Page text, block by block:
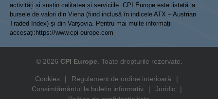
activități și susțin calitatea și serviciile. CPI Europe este listată la
bursele de valori din Viena (fiind inclusă în indicele ATX – Austrian
Traded Index) și din Varșovia. Pentru mai multe informații
accesați: https://www.cpi-europe.com
© 2026 CPI Europe . Toate drepturile rezervate.
Cookies | Regulament de ordine interioară
|
Consimțământul la buletin informativ
| Juridic
|